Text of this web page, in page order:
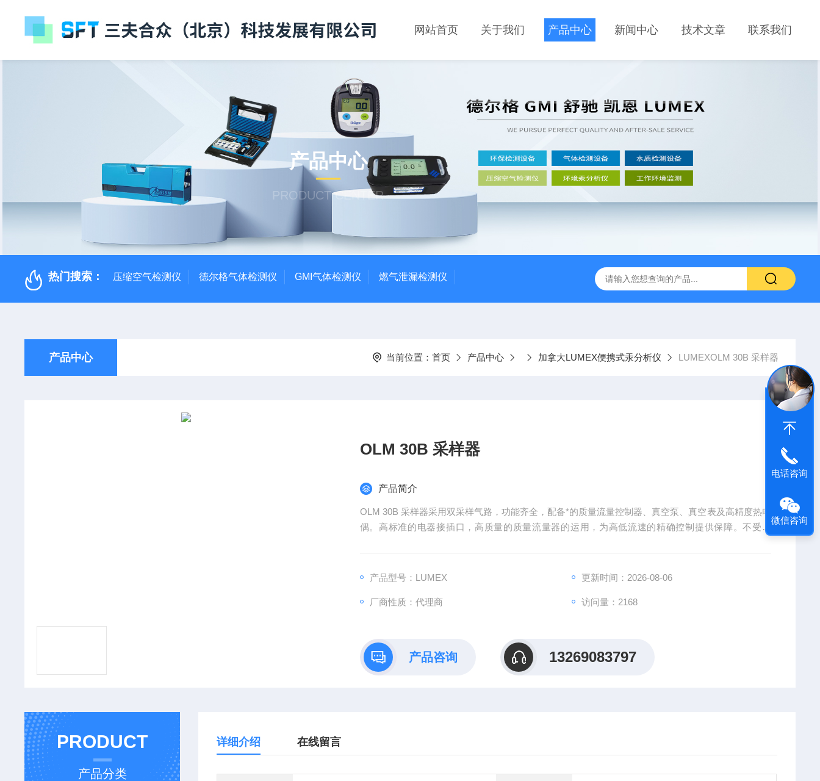
网站首页 关于我们 产品中心 新闻中心 技术文章 联系我们
产品中心
PRODUCT CENTER
热门搜索： 压缩空气检测仪 德尔格气体检测仪 GMI气体检测仪 燃气泄漏检测仪
产品中心 当前位置： 首页 产品中心 加拿大LUMEX便携式汞分析仪 LUMEXOLM 30B 采样器
OLM 30B 采样器
产品简介
OLM 30B 采样器采用双采样气路，功能齐全，配备*的质量流量控制器、真空泵、真空表及高精度热电
偶。高标准的电器接插口，高质量的质量流量器的运用，为高低流速的精确控制提供保障。不受温
0，及吸附管采样
产品型号：LUMEX 更新时间：2026-08-06
厂商性质：代理商 访问量：2168
产品咨询 13269083797
PRODUCT
产品分类
详细介绍 在线留言
电话咨询
微信咨询